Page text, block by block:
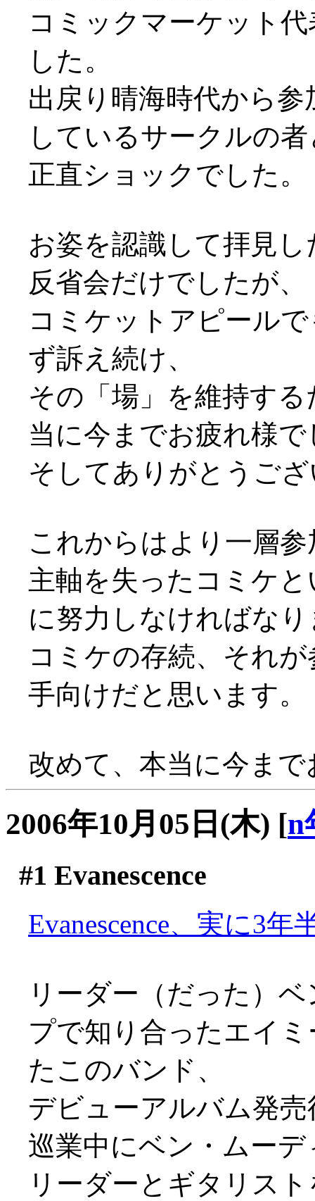
コミックマーケット
した。
出戻り晴海時代から
しているサークルの
正直ショックでした。
お姿を認識して拝見
反省会だけでしたが、
コミケットアピール
ず訴え続け、
その「場」を維持す
当に今までお疲れ様で
そしてありがとうご
これからはより一層
主軸を失ったコミケ
に努力しなければな
コミケの存続、それ
手向けだと思います。
改めて、本当に今ま
2006年10月05日(木) [n
#1 Evanescence
Evanescence、実に3
リーダー（だった）
プで知り合ったエイ
たこのバンド、
デビューアルバム発
巡業中にベン・ムー
リーダーとギタリス